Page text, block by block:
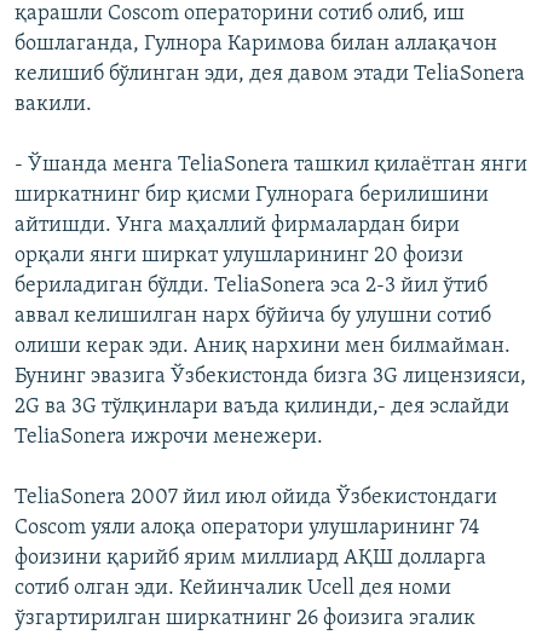
қарашли Coscom операторини сотиб олиб, иш
бошлаганда, Гулнора Каримова билан аллақачон
келишиб бўлинган эди, дея давом этади TeliaSonera
вакили.
- Ўшанда менга TeliaSonera ташкил қилаётган янги
ширкатнинг бир қисми Гулнорага берилишини
айтишди. Унга маҳаллий фирмалардан бири
орқали янги ширкат улушларининг 20 фоизи
бериладиган бўлди. TeliaSonera эса 2-3 йил ўтиб
аввал келишилган нарх бўйича бу улушни сотиб
олиши керак эди. Аниқ нархини мен билмайман.
Бунинг эвазига Ўзбекистонда бизга 3G лицензияси,
2G ва 3G тўлқинлари ваъда қилинди,- дея эслайди
TeliaSonera ижрочи менежери.
TeliaSonerа 2007 йил июл ойида Ўзбекистондаги
Coscom уяли алоқа оператори улушларининг 74
фоизини қарийб ярим миллиард АҚШ долларга
сотиб олган эди. Кейинчалик Ucell дея номи
ўзгартирилган ширкатнинг 26 фоизига эгалик